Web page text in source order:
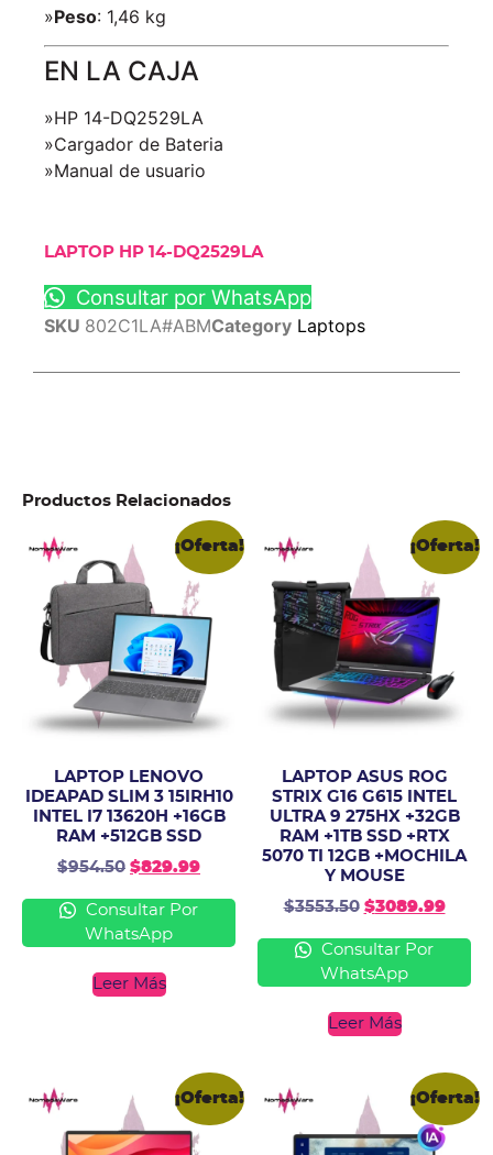
»Peso: 1,46 kg
EN LA CAJA
»HP 14-DQ2529LA
»Cargador de Bateria
»Manual de usuario
LAPTOP HP 14-DQ2529LA
Consultar por WhatsApp
SKU 802C1LA#ABMCategory Laptops
Productos Relacionados
¡Oferta!
LAPTOP LENOVO
IDEAPAD SLIM 3 15IRH10
INTEL I7 13620H +16GB
RAM +512GB SSD
$954.50 $829.99
Consultar Por
WhatsApp
Leer Más
¡Oferta!
LAPTOP ASUS ROG
STRIX G16 G615 INTEL
ULTRA 9 275HX +32GB
RAM +1TB SSD +RTX
5070 TI 12GB +MOCHILA
Y MOUSE
$3553.50 $3089.99
Consultar Por
WhatsApp
Leer Más
¡Oferta! ¡Oferta!